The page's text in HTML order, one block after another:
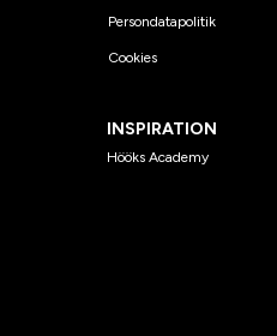
Persondatapolitik
Cookies
INSPIRATION
Hööks Academy